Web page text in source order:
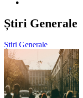
Știri Generale
Știri Generale